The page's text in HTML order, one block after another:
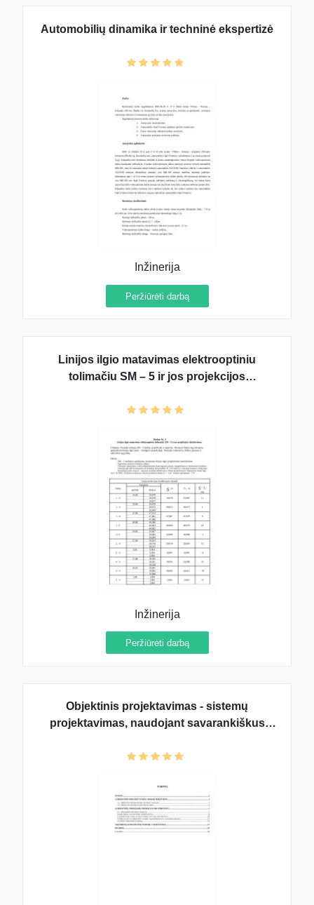
Automobilių dinamika ir techninė ekspertizė
Inžinerija
Peržiūrėti darbą
Linijos ilgio matavimas elektrooptiniu
tolimačiu SM – 5 ir jos projekcijos
Inžinerija
Peržiūrėti darbą
Objektinis projektavimas - sistemų
projektavimas, naudojant savarankiškus